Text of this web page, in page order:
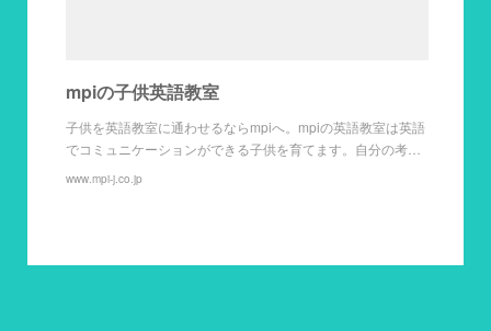
mpiの子供英語教室
子供を英語教室に通わせるならmpiへ。mpiの英語教室は英語
でコミュニケーションができる子供を育てます。自分の考…
www.mpi-j.co.jp